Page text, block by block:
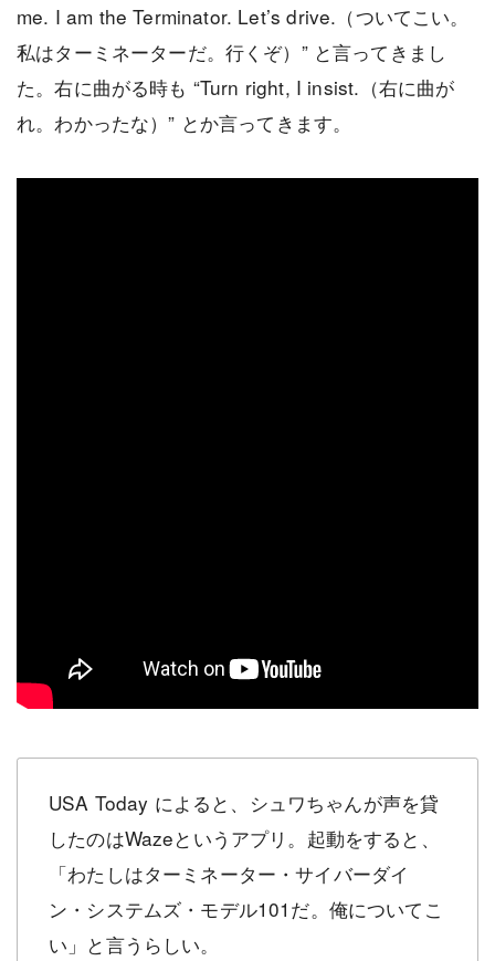
me. I am the Terminator. Let’s drive.（ついてこい。
私はターミネーターだ。行くぞ）” と言ってきまし
た。右に曲がる時も “Turn right, I insist.（右に曲が
れ。わかったな）” とか言ってきます。
USA Today によると、シュワちゃんが声を貸
したのはWazeというアプリ。起動をすると、
「わたしはターミネーター・サイバーダイ
ン・システムズ・モデル101だ。俺についてこ
い」と言うらしい。